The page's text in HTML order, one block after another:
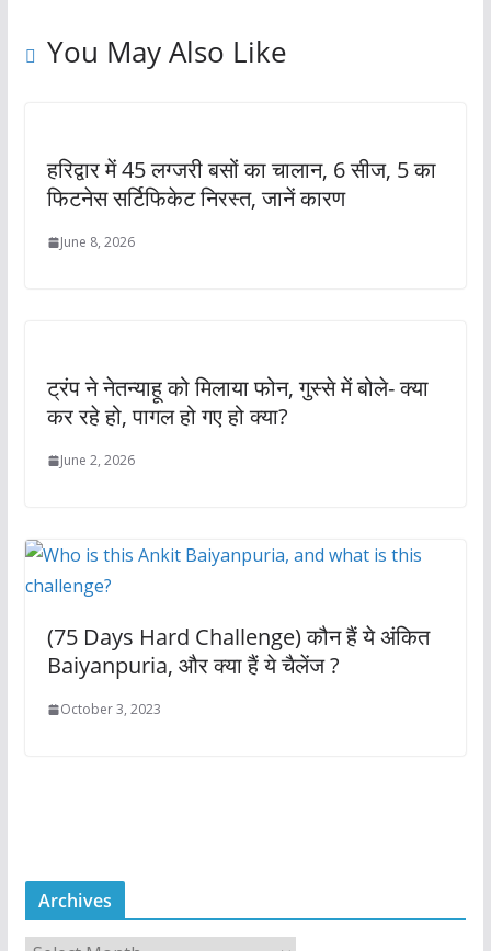
You May Also Like
हरिद्वार में 45 लग्जरी बसों का चालान, 6 सीज, 5 का
फिटनेस सर्टिफिकेट निरस्त, जानें कारण
June 8, 2026
ट्रंप ने नेतन्याहू को मिलाया फोन, गुस्से में बोले- क्या
कर रहे हो, पागल हो गए हो क्या?
June 2, 2026
(75 Days Hard Challenge) कौन हैं ये अंकित
Baiyanpuria, और क्या हैं ये चैलेंज ?
October 3, 2023
Archives